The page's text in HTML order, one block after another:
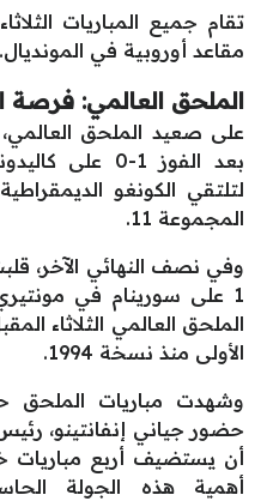
تقام جميع المباريات
مقاعد أوروبية في المونديال.
الملحق العالمي: فرصة
على صعيد الملحق
بعد الفوز 1-0
لتلتقي الكونغو
المجموعة 11.
1 على سورينام في
الملحق العالمي الثلاثاء
الأولى منذ نسخة 1994.
وشهدت مباريات الملحق
حضور جياني إنفانتينو،
أن يستضيف أربع مباريات
أهمية هذه الجولة